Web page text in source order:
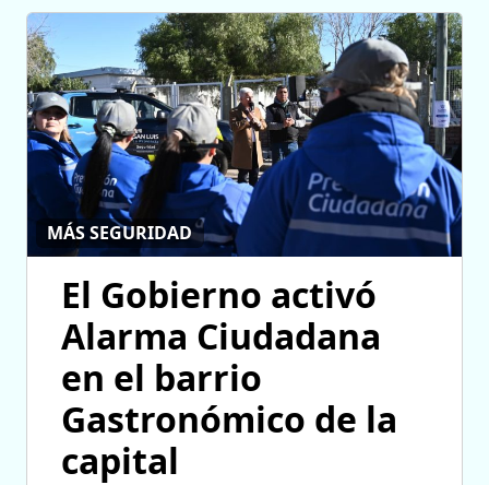
MÁS SEGURIDAD
El Gobierno activó
Alarma Ciudadana
en el barrio
Gastronómico de la
capital